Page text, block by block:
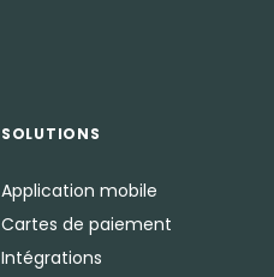
SOLUTIONS
Application mobile
Cartes de paiement
Intégrations